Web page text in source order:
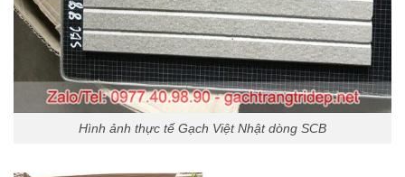
Hình ảnh thực tế Gạch Việt Nhật dòng SCB